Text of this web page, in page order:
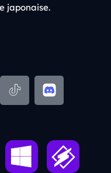
japonaise.